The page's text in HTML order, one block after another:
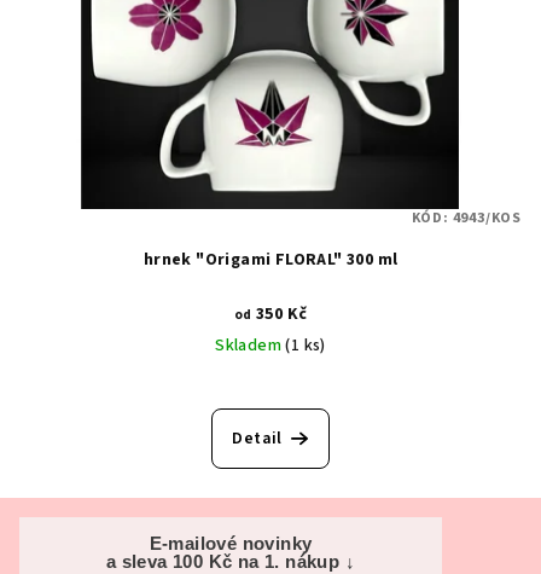
hrnek "Origami FLORAL" 300 ml
od 350 Kč
Skladem(1 ks)
Detail
KÓD: 4943/KOS
E-mailové novinky
a sleva 100 Kč na 1. nákup ↓